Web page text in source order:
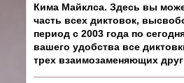
Кима Майклса. Здесь вы
часть всех диктовок,
период с 2003 года по
вашего удобства все
трех взаимозаменяющих друг